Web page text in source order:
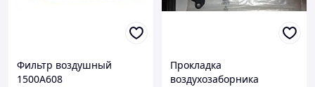
Фильтр воздушный
1500A608
Прокладка
воздухозаборника